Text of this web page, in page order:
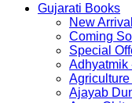
Gujarati Books
New
Coming
Special
Ajayab